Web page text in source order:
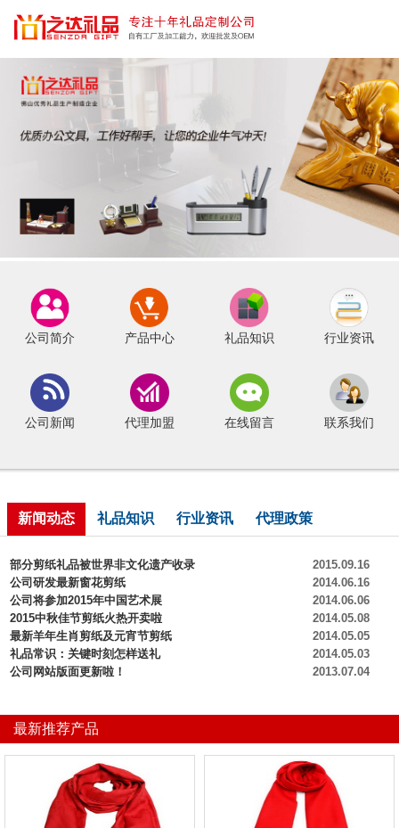
公司简介 产品中心 礼品知识 行业资讯
公司新闻 代理加盟 在线留言 联系我们
新闻动态 礼品知识 行业资讯 代理政策
部分剪纸礼品被世界非文化遗产收录
2015.09.16
公司研发最新窗花剪纸
2014.06.16
公司将参加2015年中国艺术展
2014.06.06
2015中秋佳节剪纸火热开卖啦
2014.05.08
最新羊年生肖剪纸及元宵节剪纸
2014.05.05
礼品常识：关键时刻怎样送礼
2014.05.03
公司网站版面更新啦！
2013.07.04
最新推荐产品